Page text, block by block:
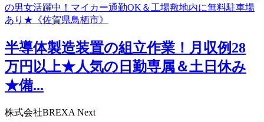
半導体製造装置の組立作業！月収例28
万円以上★人気の日勤専属＆土日休み
★備...
株式会社BREXA Next